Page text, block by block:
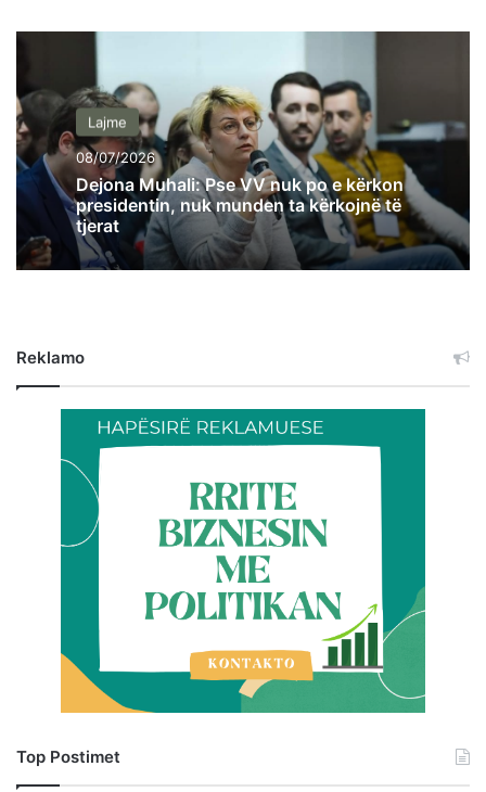
Lajme
08/07/2026
Dejona Muhali: Pse VV nuk po e kërkon
presidentin, nuk munden ta kërkojnë të
tjerat
Reklamo
Top Postimet